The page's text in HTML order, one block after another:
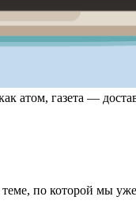
атом, газета —
теме, по которой